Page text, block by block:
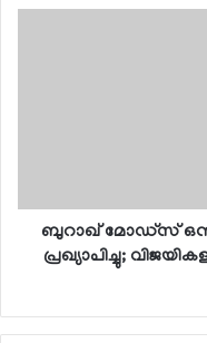
ബുറാഖ് മോഡ്സ്
പ്രഖ്യാപിച്ചു;